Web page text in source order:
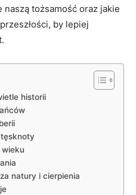
naszą tożsamość oraz jakie
by lepiej
historii
natury i cierpienia